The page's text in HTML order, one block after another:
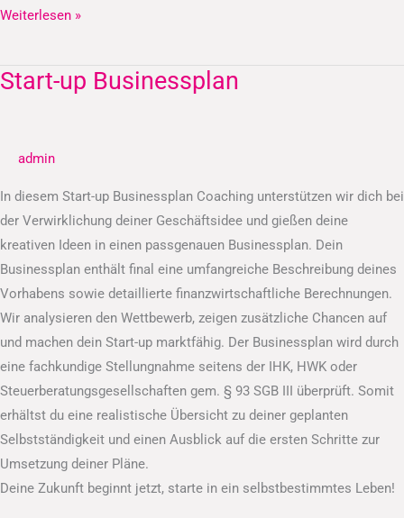
Weiterlesen »
Start-up Businessplan
admin
In diesem Start-up Businessplan Coaching unterstützen wir dich bei
der Verwirklichung deiner Geschäftsidee und gießen deine
kreativen Ideen in einen passgenauen Businessplan. Dein
Businessplan enthält final eine umfangreiche Beschreibung deines
Vorhabens sowie detaillierte finanzwirtschaftliche Berechnungen.
Wir analysieren den Wettbewerb, zeigen zusätzliche Chancen auf
und machen dein Start-up marktfähig. Der Businessplan wird durch
eine fachkundige Stellungnahme seitens der IHK, HWK oder
Steuerberatungsgesellschaften gem. § 93 SGB III überprüft. Somit
erhältst du eine realistische Übersicht zu deiner geplanten
Selbstständigkeit und einen Ausblick auf die ersten Schritte zur
Umsetzung deiner Pläne.
Deine Zukunft beginnt jetzt, starte in ein selbstbestimmtes Leben!
Start-